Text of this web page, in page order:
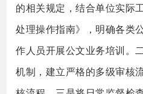
的相关规定，结合单位实际
处理操作指南》，明确各类
作人员开展公文业务培训。
机制，建立严格的多级审核